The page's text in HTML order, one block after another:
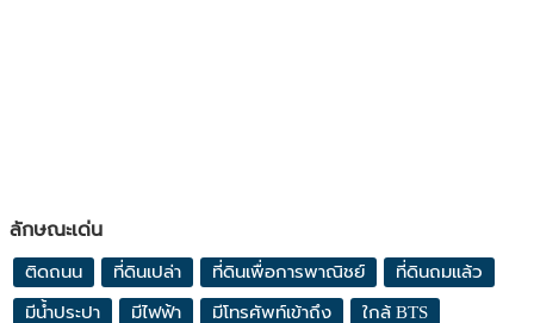
ลักษณะเด่น
ติดถนน ที่ดินเปล่า ที่ดินเพื่อการพาณิชย์ ที่ดินถมแล้ว
มีน้ำประปา มีไฟฟ้า มีโทรศัพท์เข้าถึง ใกล้ BTS